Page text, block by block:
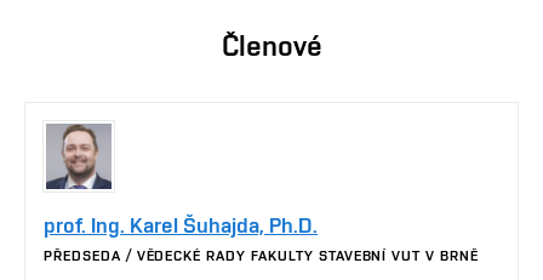
Členové
prof. Ing. Karel Šuhajda, Ph.D.
PŘEDSEDA / VĚDECKÉ RADY FAKULTY STAVEBNÍ VUT V BRNĚ